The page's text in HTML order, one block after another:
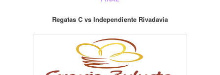
Regatas C vs Independiente Rivadavia